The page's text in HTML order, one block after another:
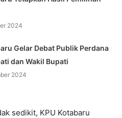
2024
Gelar Debat Publik Perdana
dan Wakil Bupati
2024
sedikit, KPU Kotabaru